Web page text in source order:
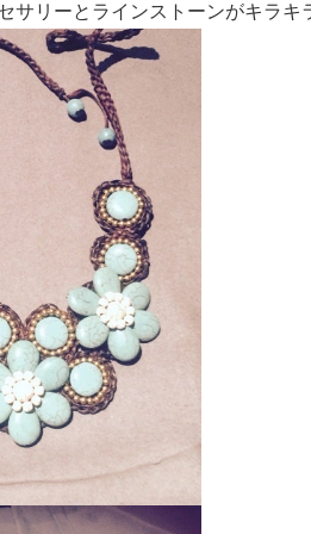
サリーとラインストーンがキラ